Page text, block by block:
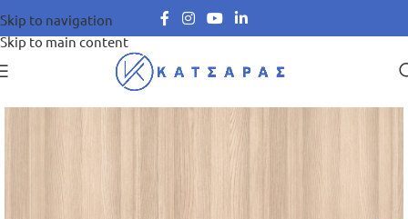
Skip to navigation
Skip to main content